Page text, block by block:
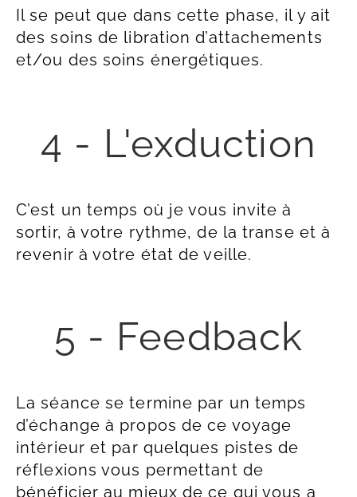
Il se peut que dans cette phase, il y ait
des soins de libration d’attachements
et/ou des soins énergétiques.
4 - L'exduction
C’est un temps où je vous invite à
sortir, à votre rythme, de la transe et à
revenir à votre état de veille.
5 - Feedback
La séance se termine par un temps
d’échange à propos de ce voyage
intérieur et par quelques pistes de
réflexions vous permettant de
bénéficier au mieux de ce qui vous a